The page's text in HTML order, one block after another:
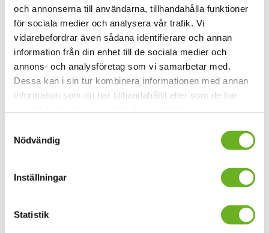
och annonserna till användarna, tillhandahålla funktioner
för sociala medier och analysera vår trafik. Vi
vidarebefordrar även sådana identifierare och annan
information från din enhet till de sociala medier och
annons- och analysföretag som vi samarbetar med.
Dessa kan i sin tur kombinera informationen med annan
information som du har tillhandahållit eller som de har
Nödvändig
Inställningar
Statistik
Se mitt CV här
Anmäl dig till våra